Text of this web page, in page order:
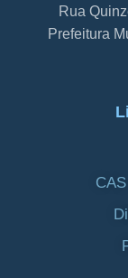
Rua
Prefeitura